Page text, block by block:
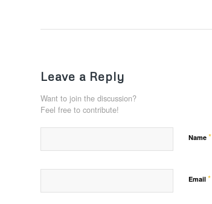
Leave a Reply
Want to join the discussion?
Feel free to contribute!
Name *
Email *